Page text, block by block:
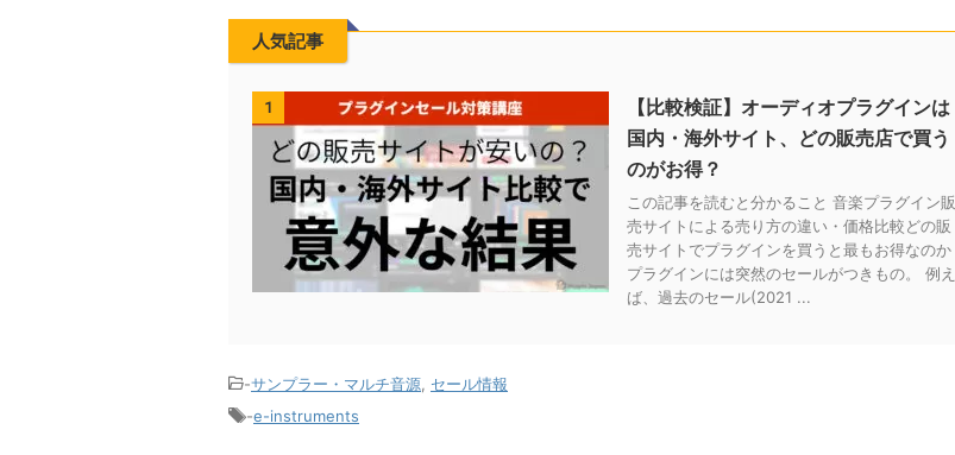
人気記事
1
【比較検証】オーディオプラグインは
国内・海外サイト、どの販売店で買う
のがお得？
この記事を読むと分かること 音楽プラグイン販
売サイトによる売り方の違い・価格比較どの販
売サイトでプラグインを買うと最もお得なのか
プラグインには突然のセールがつきもの。 例え
ば、過去のセール(2021 ...
-サンプラー・マルチ音源 セール情報
-e-instruments